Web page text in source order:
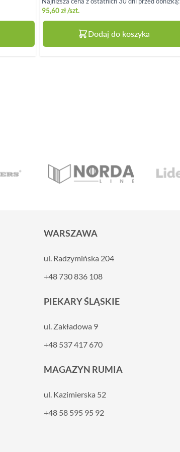
95,60 zł/szt.
Dodaj do koszyka
WARSZAWA
ul. Radzymińska 204
+48 730 836 108
PIEKARY ŚLĄSKIE
ul. Zakładowa 9
+48 537 417 670
MAGAZYN RUMIA
ul. Kazimierska 52
+48 58 595 95 92